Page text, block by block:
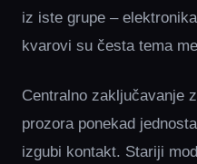
iz iste grupe –
kvarovi su česta tema
Centralno zaključavanje
prozora ponekad
izgubi kontakt. Stariji